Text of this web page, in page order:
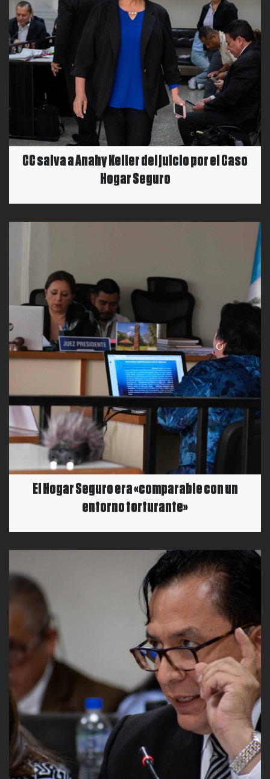
CC salva a Anahy Keller del juicio por el Caso
Hogar Seguro
El Hogar Seguro era «comparable con un
entorno torturante»